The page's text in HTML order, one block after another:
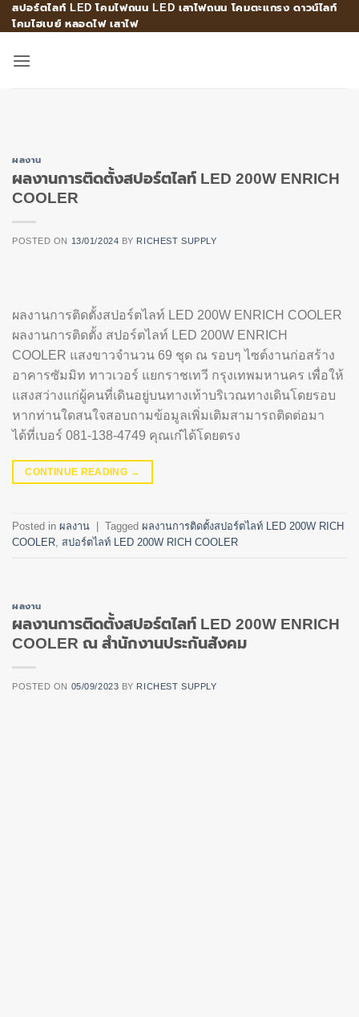
Skip
to
สปอร์ตไลท์ LED โคมไฟถนน LED เสาไฟถนน โคมตะแกรง ดาวน์ไลท์
โคมไฮเบย์ หลอดไฟ เสาไฟ
ผลงาน
ผลงานการติดตั้งสปอร์ตไลท์ LED 200W ENRICH
COOLER
POSTED ON 13/01/2024 BY RICHEST SUPPLY
ผลงานการติดตั้งสปอร์ตไลท์ LED 200W ENRICH COOLER
ผลงานการติดตั้ง สปอร์ตไลท์ LED 200W ENRICH
COOLER แสงขาวจำนวน 69 ชุด ณ รอบๆ ไซต์งานก่อสร้าง
อาคารซัมมิท ทาวเวอร์ แยกราชเทวี กรุงเทพมหานคร เพื่อให้
แสงสว่างแก่ผู้คนที่เดินอยู่บนทางเท้าบริเวณทางเดินโดยรอบ
หากท่านใดสนใจสอบถามข้อมูลเพิ่มเติมสามารถติดต่อมา
ได้ที่เบอร์ 081-138-4749 คุณเก๋ได้โดยตรง
CONTINUE READING →
Posted in ผลงาน Tagged ผลงานการติดตั้งสปอร์ตไลท์ LED 200W RICH
COOLER สปอร์ตไลท์ LED 200W RICH COOLER
ผลงาน
ผลงานการติดตั้งสปอร์ตไลท์ LED 200W ENRICH
COOLER ณ สำนักงานประกันสังคม
POSTED ON 05/09/2023 BY RICHEST SUPPLY